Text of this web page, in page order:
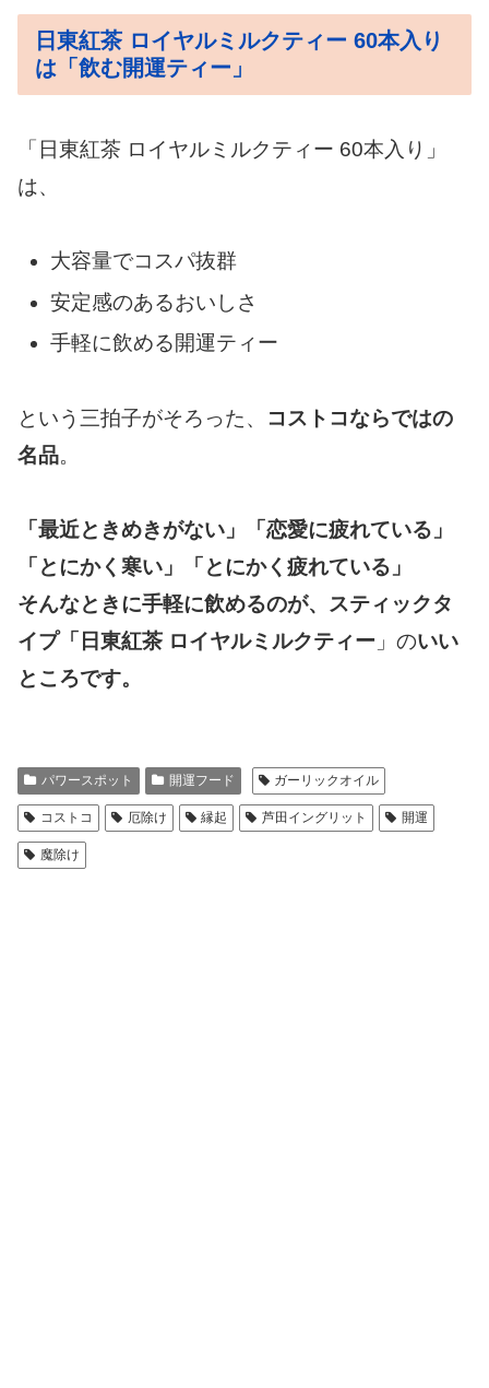
日東紅茶 ロイヤルミルクティー 60本入り
は「飲む開運ティー」
「日東紅茶 ロイヤルミルクティー 60本入り」
は、
大容量でコスパ抜群
安定感のあるおいしさ
手軽に飲める開運ティー
という三拍子がそろった、 コストコならではの
名品。
「最近ときめきがない」「恋愛に疲れている」
「とにかく寒い」「とにかく疲れている」
そんなときに手軽に飲めるのが、スティックタ
イプ「日東紅茶 ロイヤルミルクティー 」のいい
ところです。
パワースポット 開運フード ガーリックオイル
コストコ 厄除け 縁起 芦田イングリット 開運
魔除け